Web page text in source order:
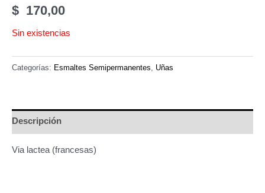
$ 170,00
Sin existencias
Categorías: Esmaltes Semipermanentes Uñas
Descripción
Via lactea (francesas)